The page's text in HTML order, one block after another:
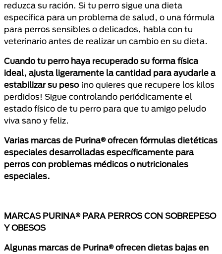
reduzca su ración. Si tu perro sigue una dieta
específica para un problema de salud, o una fórmula
para perros sensibles o delicados, habla con tu
veterinario antes de realizar un cambio en su dieta.
Cuando tu perro haya recuperado su forma física
ideal, ajusta ligeramente la cantidad para ayudarle a
estabilizar su peso ¡no quieres que recupere los kilos
perdidos! Sigue controlando periódicamente el
estado físico de tu perro para que tu amigo peludo
viva sano y feliz.
Varias marcas de Purina® ofrecen fórmulas dietéticas
especiales desarrolladas específicamente para
perros con problemas médicos o nutricionales
especiales.
MARCAS PURINA® PARA PERROS CON SOBREPESO
Y OBESOS
Algunas marcas de Purina® ofrecen dietas bajas en